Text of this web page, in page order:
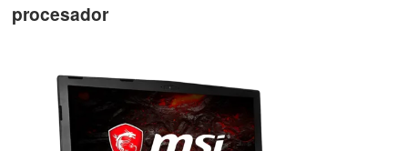
procesador